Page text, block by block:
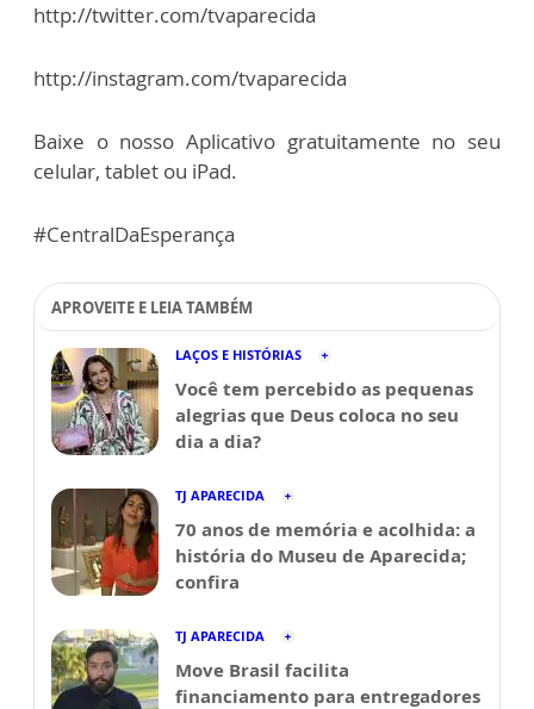
http://twitter.com/tvaparecida
http://instagram.com/tvaparecida
Baixe o nosso Aplicativo gratuitamente no seu
celular, tablet ou iPad.
#CentralDaEsperança
APROVEITE E LEIA TAMBÉM
LAÇOS E HISTÓRIAS
Você tem percebido as pequenas
alegrias que Deus coloca no seu
dia a dia?
TJ APARECIDA
70 anos de memória e acolhida: a
história do Museu de Aparecida;
confira
TJ APARECIDA
Move Brasil facilita
financiamento para entregadores